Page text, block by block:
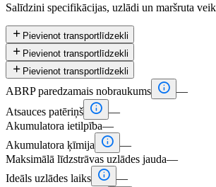
Salīdzini specifikācijas, uzlādi un maršruta
 Pievienot transportlīdzekli
 Pievienot transportlīdzekli
 Pievienot transportlīdzekli
ABRP paredzamais nobraukums  —
Atsauces patēriņš  —
Akumulatora ietilpība—
Akumulatora ķīmija
 —
Maksimālā līdzstrāvas uzlādes jauda—
Ideāls uzlādes laiks  —